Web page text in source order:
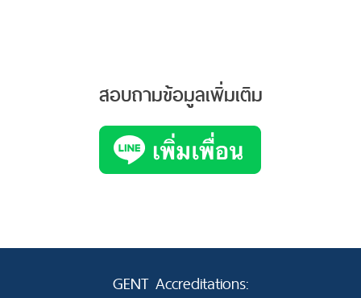
สอบถามข้อมูลเพิ่มเติม
GENT Accreditations: